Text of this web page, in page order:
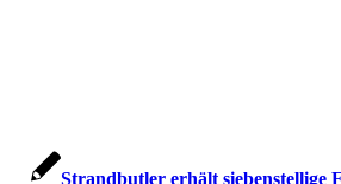
Strandbutler erhält siebenstellige